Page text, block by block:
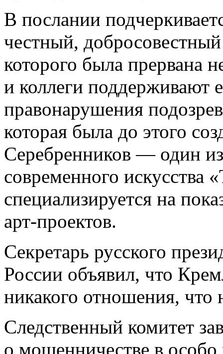
В послании
честный,
которого была прервана
и коллеги поддерживают
правонарушения
которая была до этого
Серебренников — один
современного искусства
специализируется на
арт-проектов.
Секретарь русского
России объявил, что
никакого отношения, что
Следственный комитет
о мошенничестве в